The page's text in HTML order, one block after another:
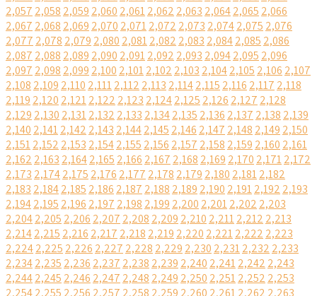
2,057 2,058 2,059 2,060 2,0612,062 2,063 2,0642,065 2,066
2,067 2,068 2,069 2,070 2,0712,072 2,073 2,0742,075 2,076
2,077 2,078 2,079 2,080 2,0812,082 2,083 2,0842,085 2,086
2,087 2,088 2,089 2,090 2,0912,092 2,093 2,0942,095 2,096
2,097 2,098 2,099 2,100 2,1012,102 2,103 2,1042,105 2,106 2,107
2,108 2,109 2,110 2,1112,112 2,113 2,1142,115 2,116 2,117 2,118
2,119 2,120 2,1212,122 2,123 2,1242,125 2,126 2,127 2,128
2,129 2,130 2,1312,132 2,133 2,1342,135 2,136 2,137 2,138 2,139
2,140 2,1412,142 2,143 2,1442,145 2,146 2,147 2,148 2,149 2,150
2,1512,152 2,153 2,1542,155 2,156 2,157 2,158 2,159 2,160 2,161
2,162 2,163 2,1642,165 2,166 2,167 2,168 2,169 2,170 2,1712,172
2,173 2,1742,175 2,176 2,177 2,178 2,179 2,180 2,1812,182
2,183 2,1842,185 2,186 2,187 2,188 2,189 2,190 2,1912,192 2,193
2,1942,195 2,196 2,197 2,198 2,199 2,200 2,2012,202 2,203
2,2042,205 2,206 2,207 2,208 2,209 2,210 2,2112,212 2,213
2,2142,215 2,216 2,217 2,218 2,219 2,220 2,2212,222 2,223
2,2242,225 2,226 2,227 2,228 2,229 2,230 2,2312,232 2,233
2,2342,235 2,236 2,237 2,238 2,239 2,240 2,2412,242 2,243
2,2442,245 2,246 2,247 2,248 2,249 2,250 2,2512,252 2,253